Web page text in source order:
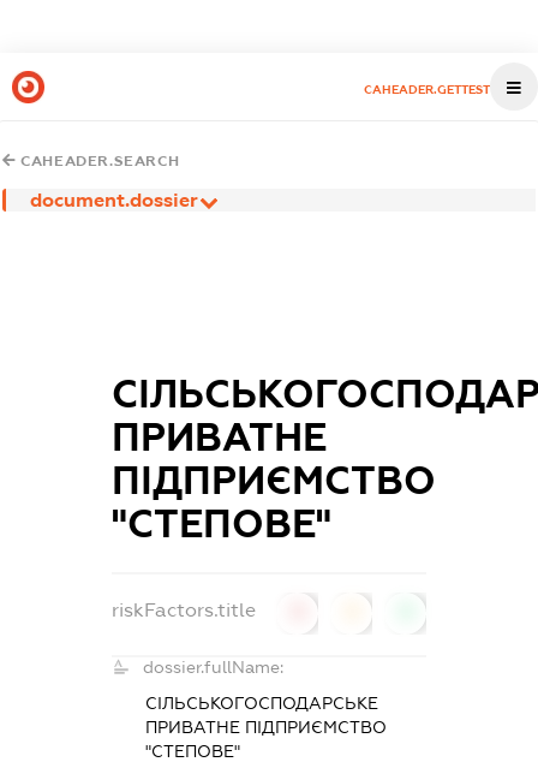
CAHEADER.GETTEST
CAHEADER.SEARCH
document.dossier
ПРИВАТНЕ
ПІДПРИЄМСТВО
"СТЕПОВЕ"
riskFactors.title
dossier.fullName:
СІЛЬСЬКОГОСПОДАРСЬКЕ
ПРИВАТНЕ ПІДПРИЄМСТВО
"СТЕПОВЕ"